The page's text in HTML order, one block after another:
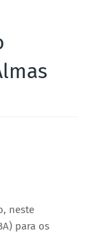
neste
para os